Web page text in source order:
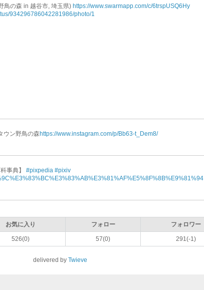
鳥の森 in 越谷市, 埼玉県) https://www.swarmapp.com/c/6trspUSQ6Hy
934296786042281986/photo/1
ウン野鳥の森 https://www.instagram.com/p/Bb63-t_Dem8/
事典】 #pixpedia #pixiv
お気に入り フォロー フォロワー
526(0) 57(0) 291(-1)
delivered by Twieve